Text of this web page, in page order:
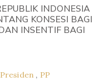
INDONESIA
KONSESI BAGI
INSENTIF BAGI
, PP